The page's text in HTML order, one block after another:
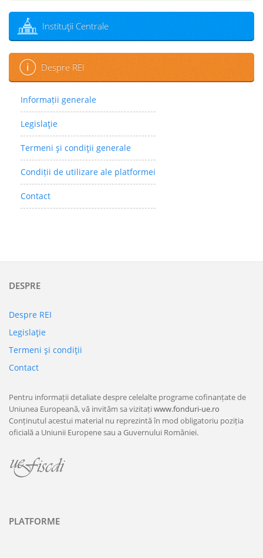
Instituţii Centrale
Despre REI
Informații generale
Legislaţie
Termeni şi condiţii generale
Condiții de utilizare ale platformei
Contact
DESPRE
Despre REI
Legislaţie
Termeni şi condiţii
Contact
Pentru informații detaliate despre celelalte programe cofinanțate de
Uniunea Europeană, vă invităm sa vizitațiwww.fonduri-ue.ro
Conținutul acestui material nu reprezintă în mod obligatoriu poziția
oficială a Uniunii Europene sau a Guvernului României.
PLATFORME